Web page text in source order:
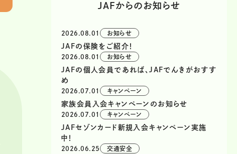
JAFからのお知らせ
2026.08.01 お知らせ
JAFの保険をご紹介！
2026.08.01 お知らせ
JAFの個人会員であれば、JAFでんきがおすす
め
2026.07.01 キャンペーン
家族会員入会キャンペーンのお知らせ
2026.07.01 キャンペーン
JAFセゾンカード新規入会キャンペーン実施
中！
2026.06.25 交通安全